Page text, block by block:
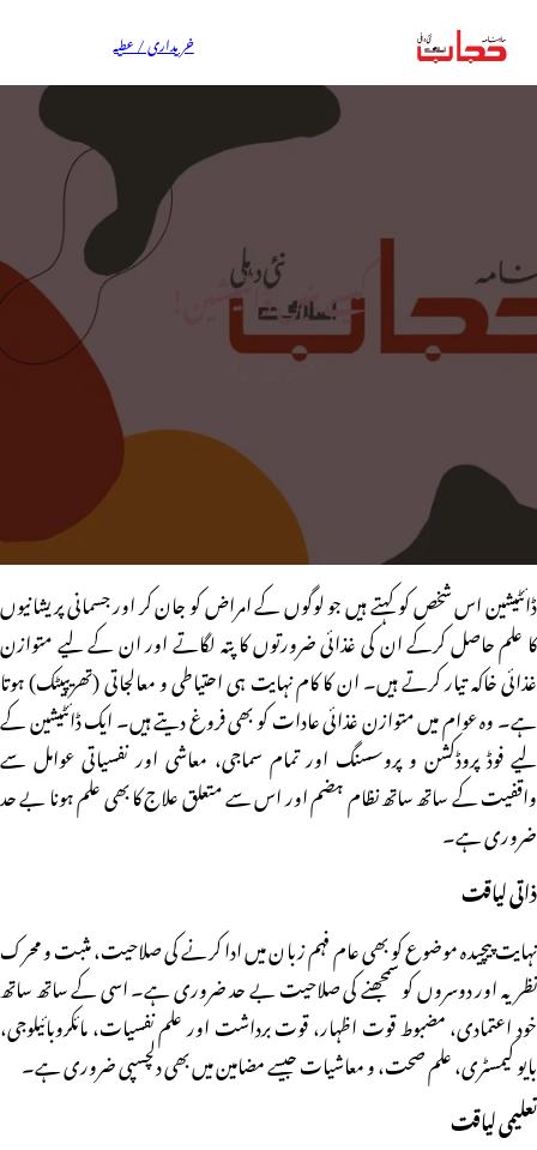
خریداری / عطیہ
کیسے بنیں ڈائٹیشین!
مہتاب عالم
ڈائٹیشین اس شخص کو کہتے ہیں جو لوگوں کے امراض کو جان کر اور جسمانی پریشانیوں
کا علم حاصل کرکے ان کی غذائی ضرورتوں کا پتہ لگاتے اور ان کے لیے متوازن
غذائی خاکہ تیار کرتے ہیں۔ ان کا کام نہایت ہی احتیاطی و معالجاتی (تھریپیٹک) ہوتا
ہے۔ وہ عوام میں متوازن غذائی عادات کو بھی فروغ دیتے ہیں۔ ایک ڈائٹیشین کے
لیے فوڈ پروڈکشن و پروسسنگ اور تمام سماجی، معاشی اور نفسیاتی عوامل سے
واقفیت کے ساتھ ساتھ نظام ہضم اور اس سے متعلق علاج کا بھی علم ہونا بے حد
ضروری ہے۔
ذاتی لیاقت
نہایت پیچیدہ موضوع کو بھی عام فہم زبان میں ادا کرنے کی صلاحیت، مثبت و محرک
نظریہ اور دوسروں کو سمجھنے کی صلاحیت بے حد ضروری ہے۔ اسی کے ساتھ ساتھ
خود اعتمادی، مضبوط قوت اظہار، قوت برداشت اور علم نفسیات، مائکروبائیلوجی،
بایو کیمسٹری، علم صحت، و معاشیات جیسے مضامین میں بھی دلچسپی ضروری ہے۔
تعلیمی لیاقت